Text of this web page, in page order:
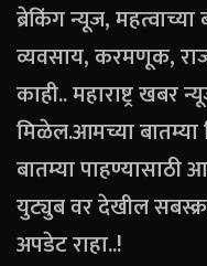
ब्रेकिंग न्यूज,
व्यवसाय, करमणूक,
काही.. महाराष्ट्र खबर
मिळेल.आमच्या बातम्या
बातम्या पाहण्यासाठी
युट्युब वर देखील
अपडेट राहा..!